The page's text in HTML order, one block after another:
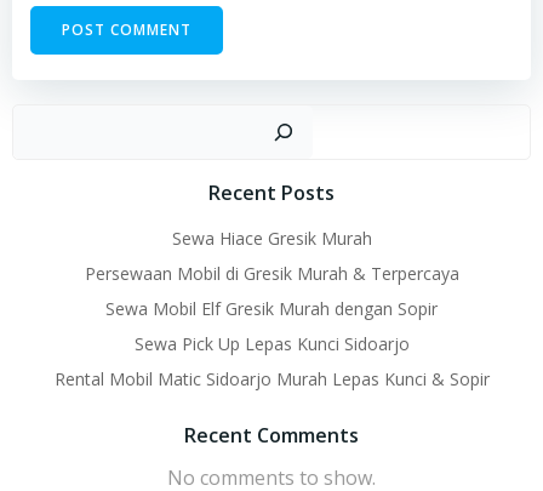
Recent Posts
Sewa Hiace Gresik Murah
Persewaan Mobil di Gresik Murah & Terpercaya
Sewa Mobil Elf Gresik Murah dengan Sopir
Sewa Pick Up Lepas Kunci Sidoarjo
Rental Mobil Matic Sidoarjo Murah Lepas Kunci & Sopir
Recent Comments
No comments to show.